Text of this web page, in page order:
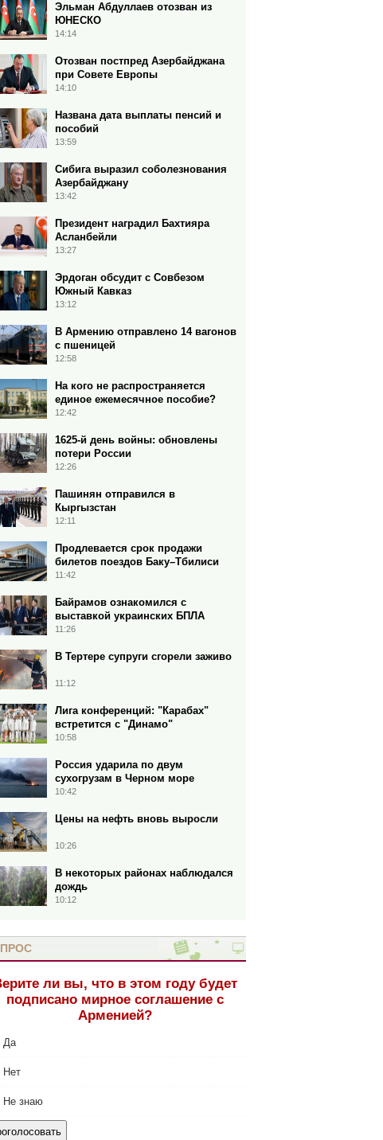
Эльман Абдуллаев отозван из
ЮНЕСКО
14:14
Отозван постпред Азербайджана
при Совете Европы
14:10
Названа дата выплаты пенсий и
пособий
13:59
Сибига выразил соболезнования
Азербайджану
13:42
Президент наградил Бахтияра
Асланбейли
13:27
Эрдоган обсудит c Совбезом
Южный Кавказ
13:12
В Армению отправлено 14 вагонов
с пшеницей
12:58
На кого не распространяется
единое ежемесячное пособие?
12:42
1625-й день войны: обновлены
потери России
12:26
Пашинян отправился в
Кыргызстан
12:11
Продлевается срок продажи
билетов поездов Баку–Тбилиси
11:42
Байрамов ознакомился с
выставкой украинских БПЛА
11:26
В Тертере супруги сгорели заживо
11:12
Лига конференций: "Карабах"
встретится с "Динамо"
10:58
Россия ударила по двум
сухогрузам в Черном море
10:42
Цены на нефть вновь выросли
10:26
В некоторых районах наблюдался
дождь
10:12
ли вы, что в этом году будет
подписано мирное соглашение с
Арменией?
Да
Нет
Не знаю